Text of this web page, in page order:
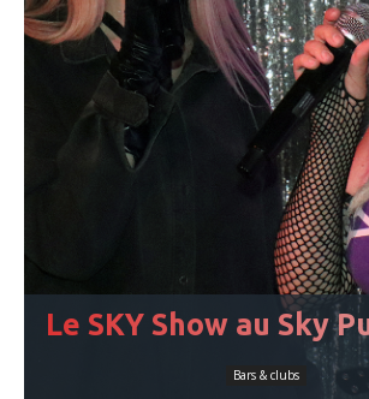
Le SKY Show au Sky
Bars & clubs